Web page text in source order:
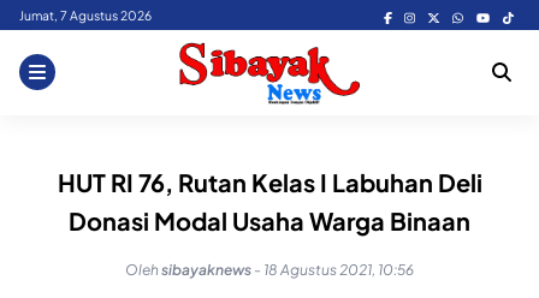
Skip
content
Jumat, 7 Agustus 2026
HUT RI 76, Rutan Kelas I Labuhan Deli
Donasi Modal Usaha Warga Binaan
Olehsibayaknews - 18 Agustus 2021, 10:56